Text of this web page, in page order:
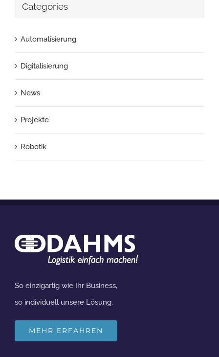
Categories
Automatisierung
Digitalisierung
News
Projekte
Robotik
So einzigartig wie Ihr Business,
so individuell unsere Lösung.
MEHR ERFAHREN